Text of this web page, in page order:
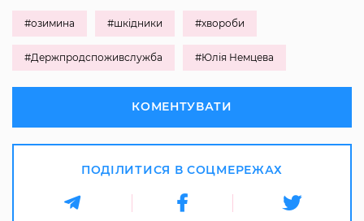
#озимина #шкідники #хвороби
#Держпродспоживслужба #Юлія Немцева
КОМЕНТУВАТИ
ПОДІЛИТИСЯ В СОЦМЕРЕЖАХ